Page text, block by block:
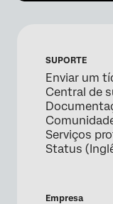
SUPORTE
Enviar um
Central de
Serviços
Status
Empresa